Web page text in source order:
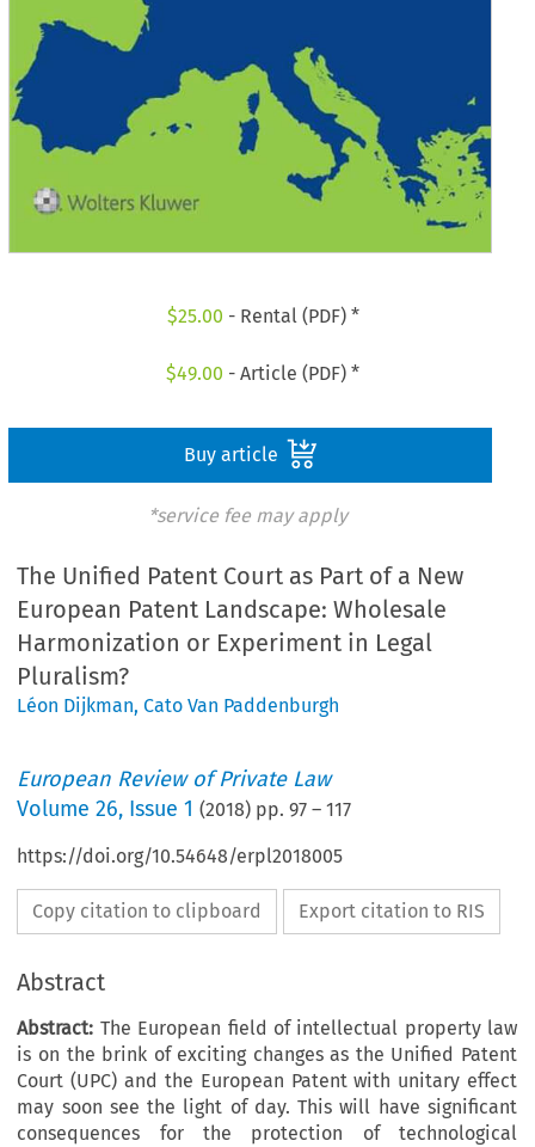
$25.00 - Rental (PDF) *
$49.00 - Article (PDF) *
Buy article
*service fee may apply
The Unified Patent Court as Part of a New
European Patent Landscape: Wholesale
Harmonization or Experiment in Legal
Pluralism?
Léon Dijkman,Cato Van Paddenburgh
European Review of Private Law
Volume26, Issue 1 (2018) pp.97 –117
https://doi.org/10.54648/erpl2018005
Copy citation to clipboard Export citation to RIS
Abstract
Abstract: The European field of intellectual property law
is on the brink of exciting changes as the Unified Patent
Court (UPC) and the European Patent with unitary effect
may soon see the light of day. This will have significant
consequences for the protection of technological